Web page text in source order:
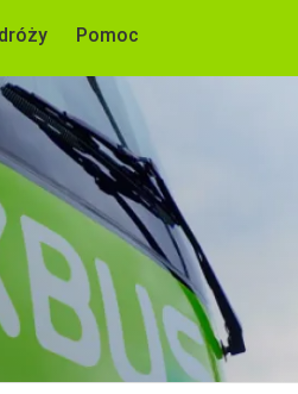
Pomoc